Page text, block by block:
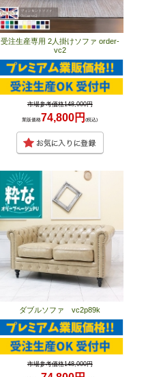
受注生産専用 2人掛けソファ order-
vc2
市場参考価格148,000円
業販価格74,800円(税込)
ダブルソファ vc2p89k
市場参考価格148,000円